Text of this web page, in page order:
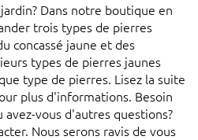
Dans notre boutique en
trois types de pierres
concassé jaune et des
types de pierres jaunes
type de pierres. Lisez la suite
plus d'informations. Besoin
vous d'autres questions?
Nous serons ravis de vous